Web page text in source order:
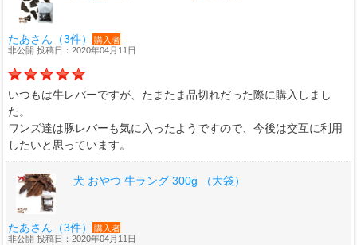
たあさん（3件）
購入者
非公開 投稿日：2020年04月11日
いつもは牛レバーですが、たまたま品切れだった際に購入しまし
た。
ワンズ達は豚レバーも気に入ったようですので、今後は交互に利用
したいと思っています。
犬 おやつ 牛ラング 300g （大袋）
たあさん（3件）
購入者
非公開 投稿日：2020年04月11日